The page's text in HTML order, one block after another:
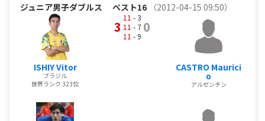
ジュニア男子ダブルス ベスト16 （2012-04-15 09:50）
ISHIY Vitor
ブラジル
世界ランク 323位
3
11 - 3
11 - 7
11 - 9
0
CASTRO Maurici
o
アルゼンチン